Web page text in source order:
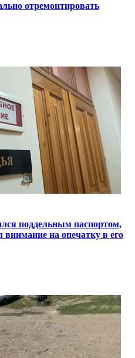
отремонтировать
поддельным паспортом,
внимание на опечатку в его